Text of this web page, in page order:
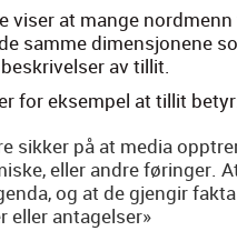
vis­er at mange
samme dimen­sjonene
av tillit.
for eksem­pel at tillit
sikker på at media
eller andre føringer.
og at de gjen­gir
eller antagelser»